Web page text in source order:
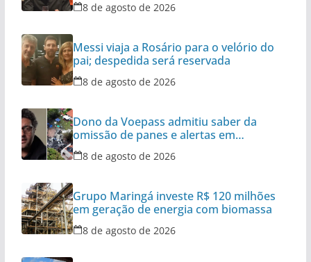
8 de agosto de 2026
Messi viaja a Rosário para o velório do
pai; despedida será reservada
8 de agosto de 2026
Dono da Voepass admitiu saber da
omissão de panes e alertas em
aeronaves
8 de agosto de 2026
Grupo Maringá investe R$ 120 milhões
em geração de energia com biomassa
8 de agosto de 2026